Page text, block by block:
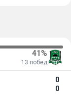
41%
13 побед
0
0